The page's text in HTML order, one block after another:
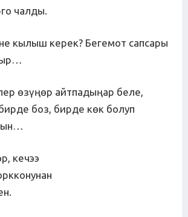
чалды.
кылыш керек? Бегемот сапсары
өзүңөр айтпадыңар беле,
боз, бирде көк болуп
кечээ